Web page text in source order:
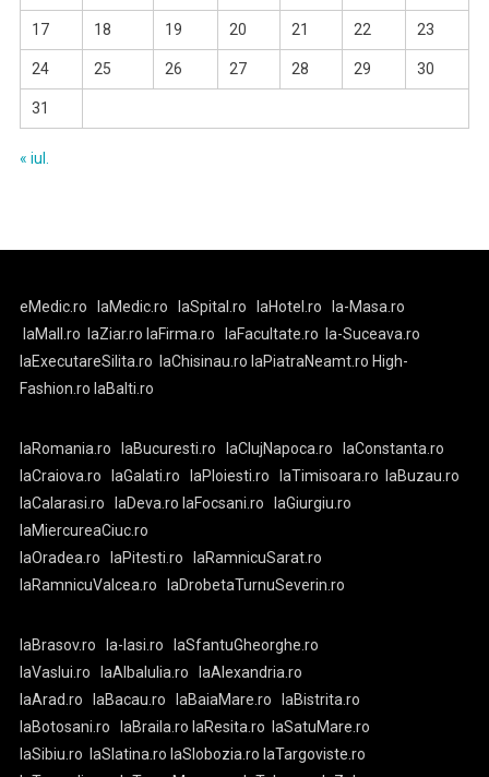
17 18 19 20 21 22 23
24 25 26 27 28 29 30
31
« iul.
eMedic.ro laMedic.ro laSpital.ro laHotel.ro
la-Masa.ro
laMall.ro
laZiar.ro laFirma.ro laFacultate.ro
la-Suceava.ro
laExecutareSilita.ro
laChisinau.ro laPiatraNeamt.ro High-
Fashion.ro laBalti.ro
laRomania.ro laBucuresti.ro laClujNapoca.ro
laConstanta.ro
laCraiova.ro
laGalati.ro laPloiesti.ro laTimisoara.ro
laBuzau.ro
laCalarasi.ro
laDeva.ro laFocsani.ro
laGiurgiu.ro
laMiercureaCiuc.ro
laOradea.ro
laPitesti.ro
laRamnicuSarat.ro
laRamnicuValcea.ro
laDrobetaTurnuSeverin.ro
laBrasov.ro la-Iasi.ro
laSfantuGheorghe.ro
laVaslui.ro
laAlbaIulia.ro
laAlexandria.ro
laArad.ro
laBacau.ro laBaiaMare.ro
laBistrita.ro
laBotosani.ro
laBraila.ro laResita.ro
laSatuMare.ro
laSibiu.ro
laSlatina.ro laSlobozia.ro laTargoviste.ro